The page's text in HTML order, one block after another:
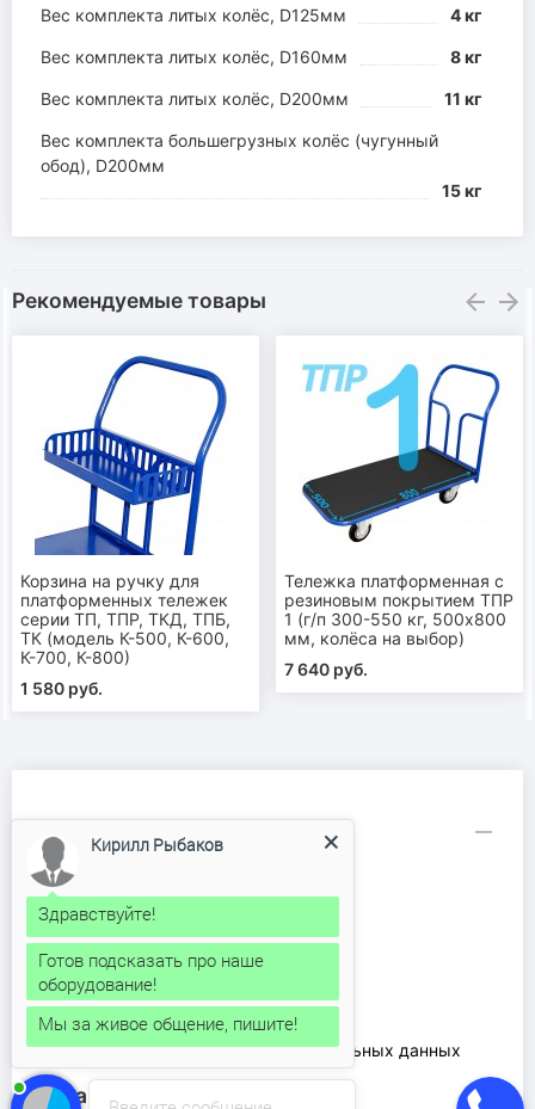
Вес комплекта литых колёс, D125мм 4 кг
Вес комплекта литых колёс, D160мм 8 кг
Вес комплекта литых колёс, D200мм 11 кг
Вес комплекта большегрузных колёс (чугунный
обод), D200мм
15 кг
Рекомендуемые товары
Корзина на ручку для
платформенных тележек
серии ТП, ТПР, ТКД, ТПБ,
ТК (модель К-500, К-600,
К-700, К-800)
1 580 руб.
Тележка платформенная с
резиновым покрытием ТПР
1 (г/п 300-550 кг, 500х800
мм, колёса на выбор)
7 640 руб.
Информация
Аренда рохли
Доставка и оплата
Каталог продукции
Контакты
О компании
Ремонт рохлей
Соглашение на обработку персональных данных
Товары
Кирилл Рыбаков
Здравствуйте!
Готов подсказать про наше
оборудование!
Мы за живое общение, пишите!